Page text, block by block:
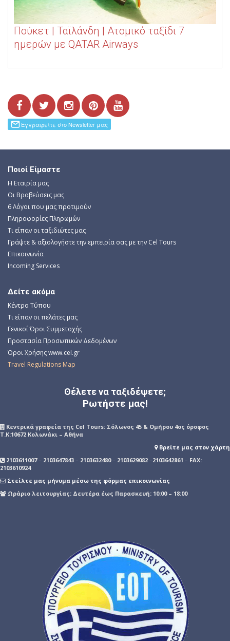
Πούκετ | Ταϊλάνδη | Ατομικό ταξίδι 7
ημερών με QATAR Airways
Ποιοί Είμαστε
Η Εταιρία μας
Οι Βραβεύσεις μας
6 Λόγοι που μας προτιμούν
Πληροφορίες Πληρωμών
Τι είπαν οι ταξιδιώτες μας
Γράψτε & αξιολογήστε την εμπειρία σας με την Cel Tours
Επικοινωνία
Incoming Services
Δείτε ακόμα
Κέντρο Τύπου
Τι είπαν οι πελάτες μας
Γενικοί Όροι Συμμετοχής
Προστασία Προσωπικών Δεδομένων
Όροι Χρήσης www.cel.gr
Travel Regulations Map
Θέλετε να ταξιδέψετε;
Ρωτήστε μας!
Kεντρικά γραφεία της Cel Tours: Σόλωνος 45 & Ομήρου 4ος όροφος
Τ.Κ:10672 Κολωνάκι – Αθήνα
Βρείτε μας στον χάρτη
2103611007– 2103647843 – 2103632480– 2103629082 –2103642861 – FAX:
2103610924
Στείλτε μας μήνυμα μέσω της φόρμας επικοινωνίας
Ωράριο λειτουργίας: Δευτέρα έως Παρασκευή: 10:00 – 18:00